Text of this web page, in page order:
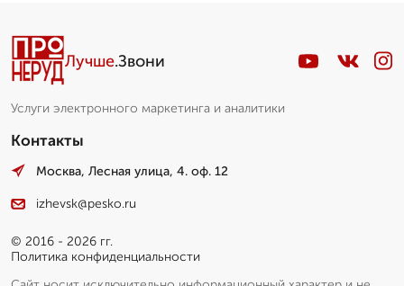
Лучше.Звони
Услуги электронного маркетинга и аналитики
Контакты
Москва, Лесная улица, 4. оф. 12
izhevsk@pesko.ru
© 2016 - 2026 гг.
Политика конфиденциальности